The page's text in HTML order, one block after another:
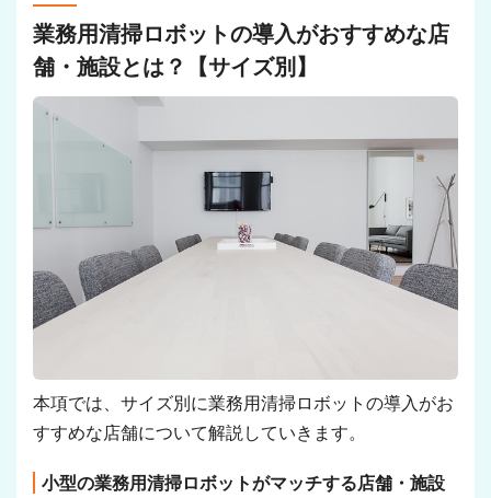
業務用清掃ロボットの導入がおすすめな店
舗・施設とは？【サイズ別】
本項では、サイズ別に業務用清掃ロボットの導入がお
すすめな店舗について解説していきます。
小型の業務用清掃ロボットがマッチする店舗・施設